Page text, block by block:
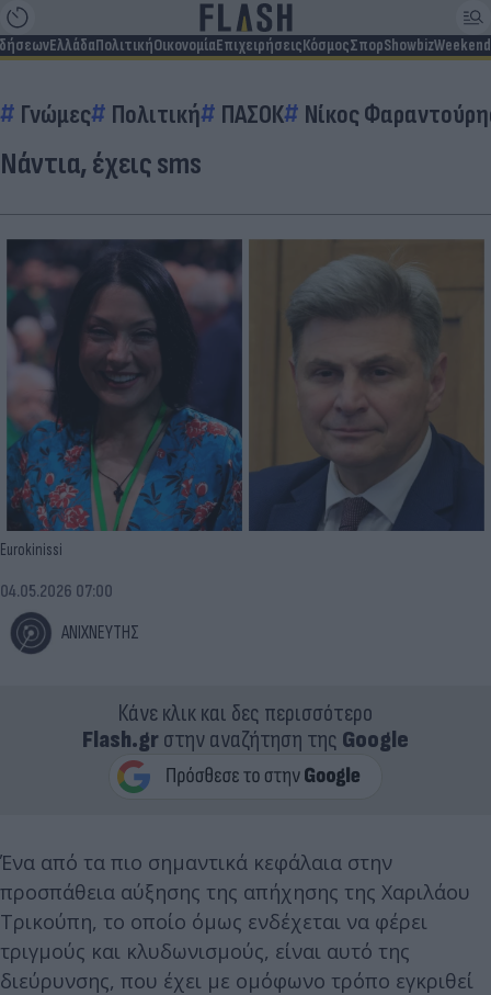
ΕλλάδαΠολιτικήΟικονομίαΕπιχειρήσειςΚόσμοςΣπορShowbizWeekend
Γνώμες Πολιτική ΠΑΣΟΚ Νίκος
Νάντια, έχεις sms
Eurokinissi
ΑΝΙΧΝΕΥΤΗΣ
04.05.2026 07:00
Κάνε κλικ και δες περισσότερο
Flash.grστην αναζήτηση της Google
Ένα από τα πιο σημαντικά κεφάλαια στην
προσπάθεια αύξησης της απήχησης της Χαριλάου
Τρικούπη, το οποίο όμως ενδέχεται να φέρει
τριγμούς και κλυδωνισμούς, είναι αυτό της
διεύρυνσης, που έχει με ομόφωνο τρόπο εγκριθεί